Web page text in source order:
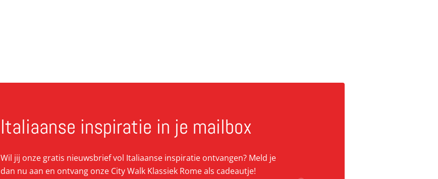
Italiaanse inspiratie in je mailbox
Wil jij onze gratis nieuwsbrief vol Italiaanse inspiratie ontvangen? Meld je
dan nu aan en ontvang onze City Walk Klassiek Rome als cadeautje!